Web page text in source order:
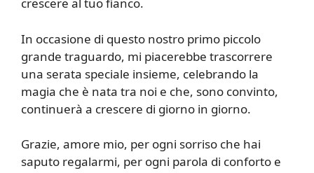
In occasione di questo nostro primo piccolo
grande traguardo, mi piacerebbe trascorrere
una serata speciale insieme, celebrando la
magia che è nata tra noi e che, sono convinto,
continuerà a crescere di giorno in giorno.
Grazie, amore mio, per ogni sorriso che hai
saputo regalarmi, per ogni parola di conforto e